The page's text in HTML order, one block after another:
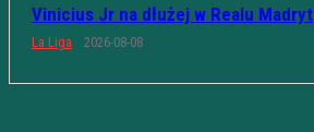
Vinicius Jr na dłużej w Realu Madryt
La Liga 2026-08-08